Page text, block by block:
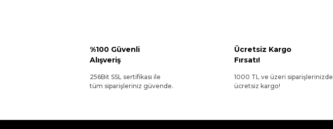
%100 Güvenli
Alışveriş
256Bit SSL sertifikası ile
tüm siparişleriniz güvende.
Ücretsiz Kargo
Fırsatı!
1000 TL ve üzeri siparişlerinizde
ücretsiz kargo!